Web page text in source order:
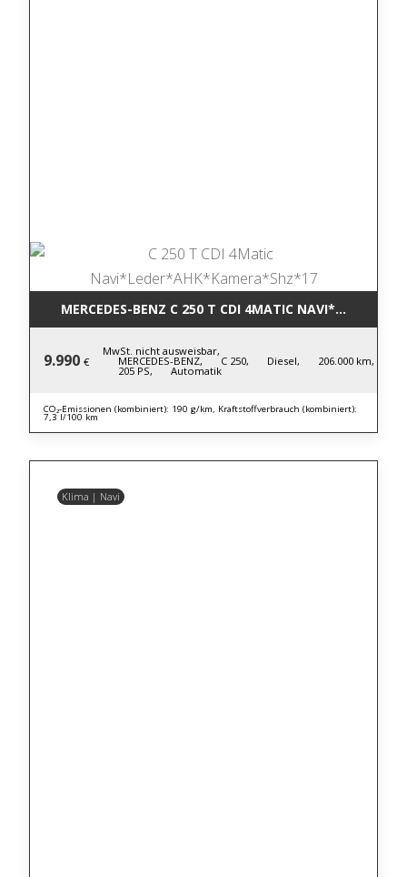
MERCEDES-BENZ C 250 T CDI 4MATIC
9.990 €
MwSt. nicht ausweisbar,
MERCEDES-BENZ, C 250, Diesel, 206.000 km,
205 PS, Automatik
CO₂-Emissionen (kombiniert): 190 g/km, Kraftstoffverbrauch (kombiniert):
7,3 l/100 km
Klima | Navi